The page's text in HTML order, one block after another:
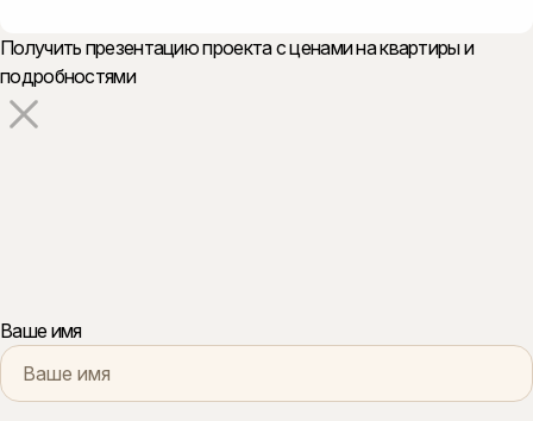
Получить презентацию проекта с ценами на квартиры и
подробностями
Ваше имя